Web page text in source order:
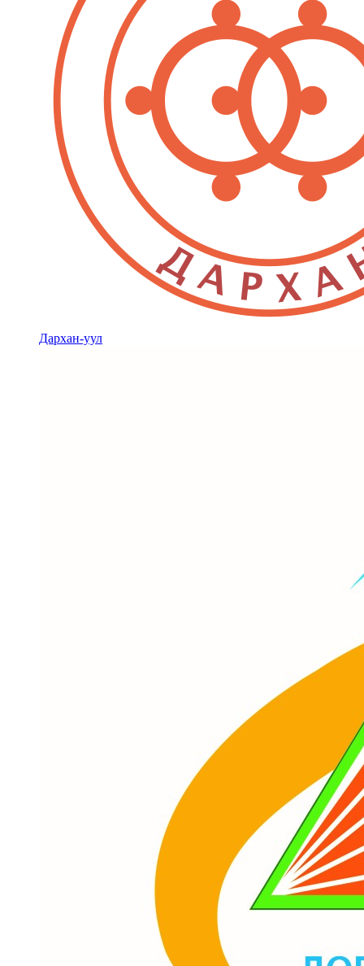
Дархан-уул